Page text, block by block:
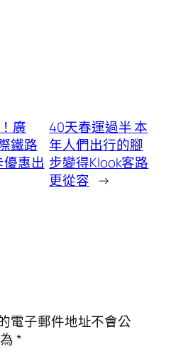
廣
鐵路
惠出
40天春運過半 本
年人們出行的腳
步變得Klook客路
更從容 →
電子郵件地址不會公
*